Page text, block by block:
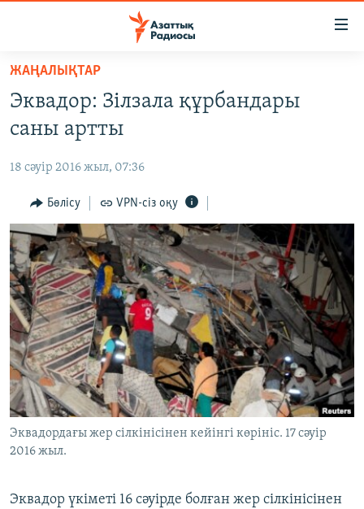
Skip
main
content
to
Navigation
Skip
to
Search
САЯСАТ
AZATTYQTV
ҚАҢТАР ОҚИҒАСЫ
АДАМ ҚҰҚЫҚТАРЫ
ӘЛЕУМЕТ
ӘЛЕМ
АРНАЙЫ ЖОБАЛАР
Русский
ЖАЗЫЛЫҢЫЗ
Басқа тілдерде
ЖАҢАЛЫҚТАР
Эквадор: Зілзала құрбандары
саны артты
18 сәуір 2016 жыл, 07:36
Бөлісу VPN-сіз оқу
Эквадордағы жер сілкінісінен кейінгі көрініс. 17 сәуір
2016 жыл.
Эквадор үкіметі 16 сәуірде болған жер сілкінісінен